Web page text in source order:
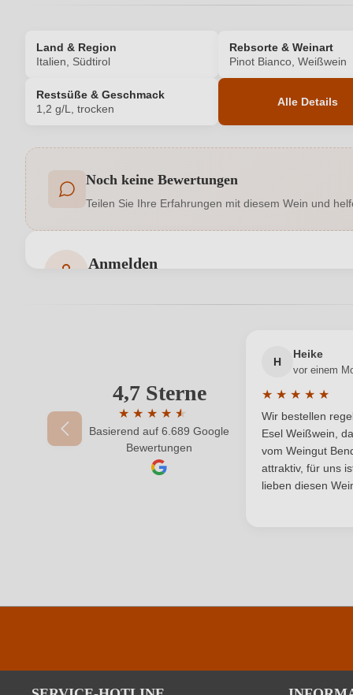
Land & Region
Italien, Südtirol
Rebsorte & Weinart
Pinot Bianco, Weißwein
Restsüße & Geschmack
1,2 g/L, trocken
Alle Details
Allergene
Flaschenverschluss
Qualität
Region
Durchschnittliche nährwertangaben
Noch keine Bewertungen
Teilen Sie Ihre Erfahrungen mit diesem Wein und
Anmelden
Ihre E-Mail-Adresse
Ihr Passwort
4,7 Sterne
★ ★ ★ ★ ★
★
Durchschnittliche Bewertung von 4.7 von
Basierend auf 6.689 Google
Bewertungen
H
Heike
vor einem
★ ★ ★ ★ ★
Wir bestellen
Esel Weißwein,
vom Weingut
attraktiv, für uns
lieben diesen